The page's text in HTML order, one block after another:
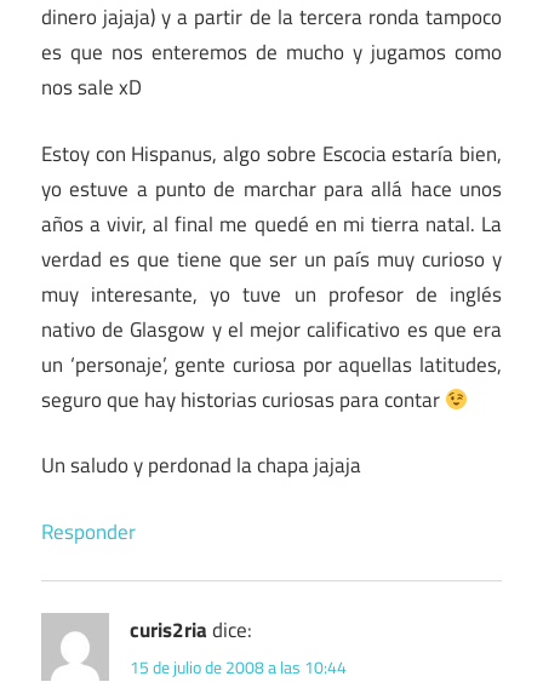
dinero jajaja) y a partir de la tercera ronda tampoco
es que nos enteremos de mucho y jugamos como
nos sale xD
Estoy con Hispanus, algo sobre Escocia estaría bien,
yo estuve a punto de marchar para allá hace unos
años a vivir, al final me quedé en mi tierra natal. La
verdad es que tiene que ser un país muy curioso y
muy interesante, yo tuve un profesor de inglés
nativo de Glasgow y el mejor calificativo es que era
un ‘personaje’, gente curiosa por aquellas latitudes,
seguro que hay historias curiosas para contar
Un saludo y perdonad la chapa jajaja
Responder
curis2riadice:
15 de julio de 2008 a las 10:44